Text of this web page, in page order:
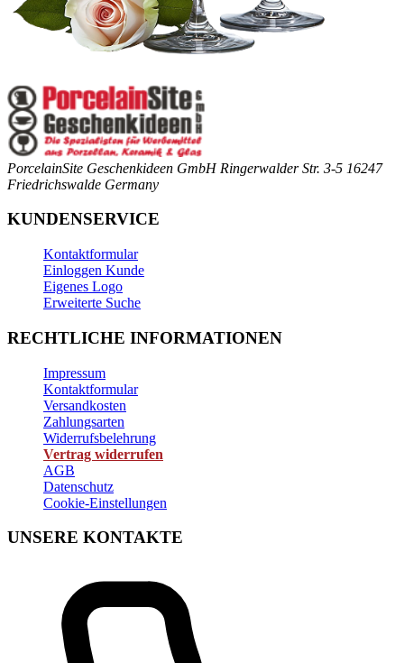
PorcelainSite Geschenkideen GmbH Ringerwalder Str. 3-5 16247
Friedrichswalde Germany
KUNDENSERVICE
Kontaktformular
Einloggen Kunde
Eigenes Logo
Erweiterte Suche
RECHTLICHE INFORMATIONEN
Impressum
Kontaktformular
Versandkosten
Zahlungsarten
Widerrufsbelehrung
Vertrag widerrufen
AGB
Datenschutz
Cookie-Einstellungen
UNSERE KONTAKTE